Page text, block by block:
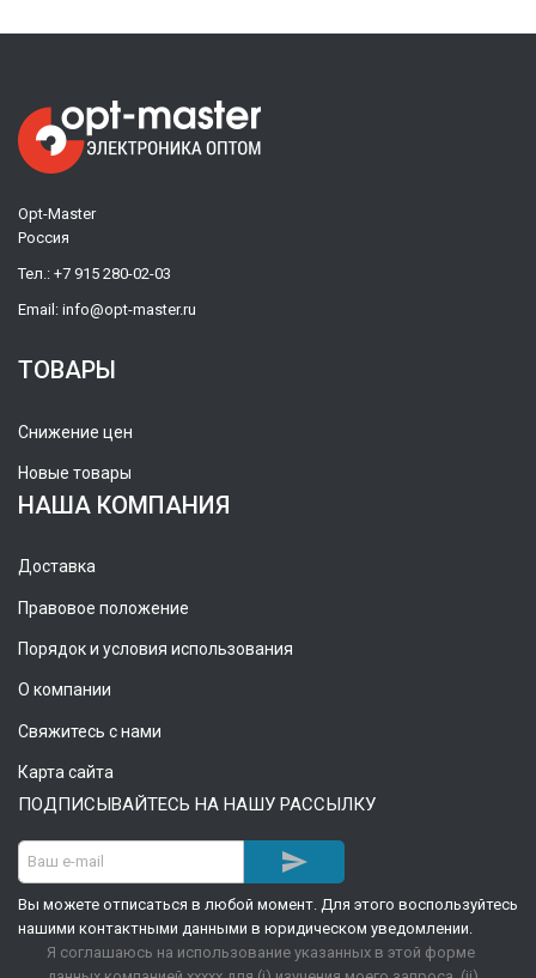
Opt-Master
Россия
Тел.: +7 915 280-02-03
Email: info@opt-master.ru
ТОВАРЫ
Снижение цен
Новые товары
НАША КОМПАНИЯ
Доставка
Правовое положение
Порядок и условия использования
О компании
Свяжитесь с нами
Карта сайта
ПОДПИСЫВАЙТЕСЬ НА НАШУ РАССЫЛКУ

Вы можете отписаться в любой момент. Для этого воспользуйтесь
нашими контактными данными в юридическом уведомлении.
Я соглашаюсь на использование указанных в этой форме